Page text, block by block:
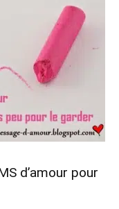
d’amour pour